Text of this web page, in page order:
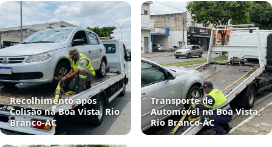
Recolhimento após
Colisão na Boa Vista, Rio
Branco‑AC
Transporte de
Automóvel na Boa Vista,
Rio Branco‑AC